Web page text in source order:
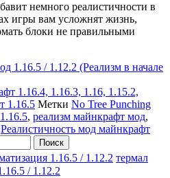
немного реалистичности в
игры вам усложнят жизнь,
блоки не правильными
1.16.5 / 1.12.2 (Реализм в начале
1.16.4, 1.16.3, 1.16, 1.15.2,
1.16.5 Метки No Tree Punching
, реализм майнкрафт мод,
Реалистичность мод майнкрафт
термал
/ 1.12.2